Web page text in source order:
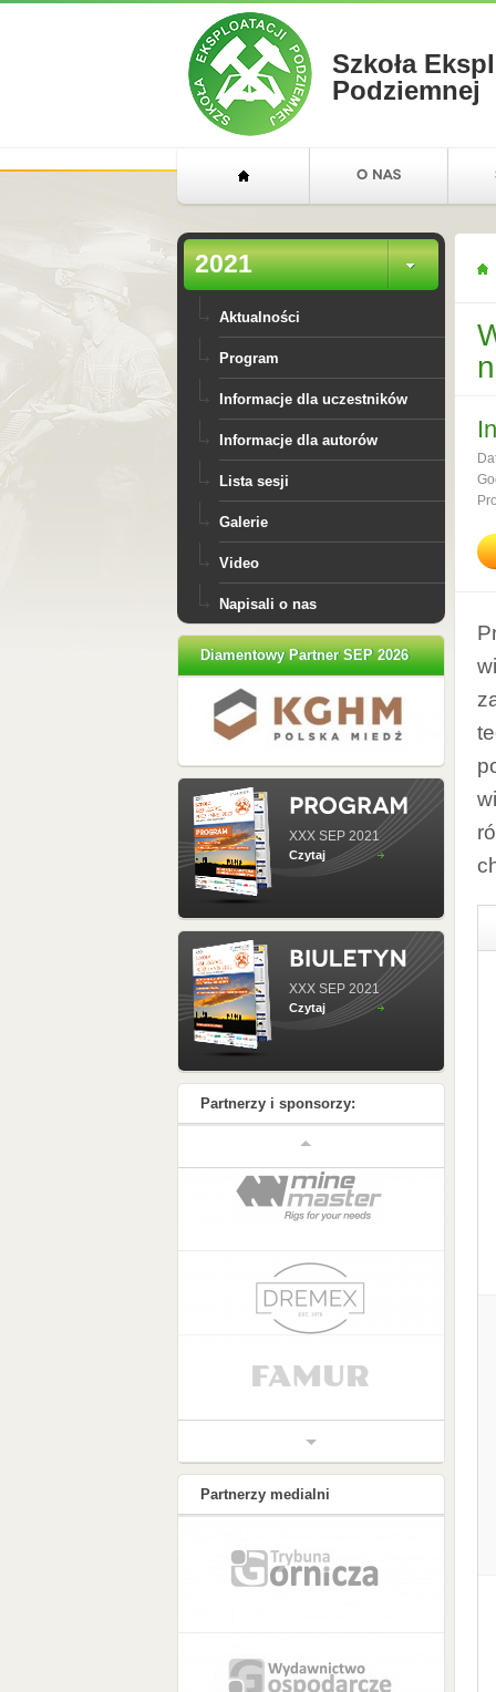
Szkoła
Podziemnej
2021
Aktualności
Program
Informacje dla uczestników
Informacje dla autorów
Lista sesji
Galerie
Video
Napisali o nas
Diamentowy Partner SEP 2026
XXX SEP 2021
Czytaj
XXX SEP 2021
Czytaj
Partnerzy i sponsorzy:
Partnerzy medialni